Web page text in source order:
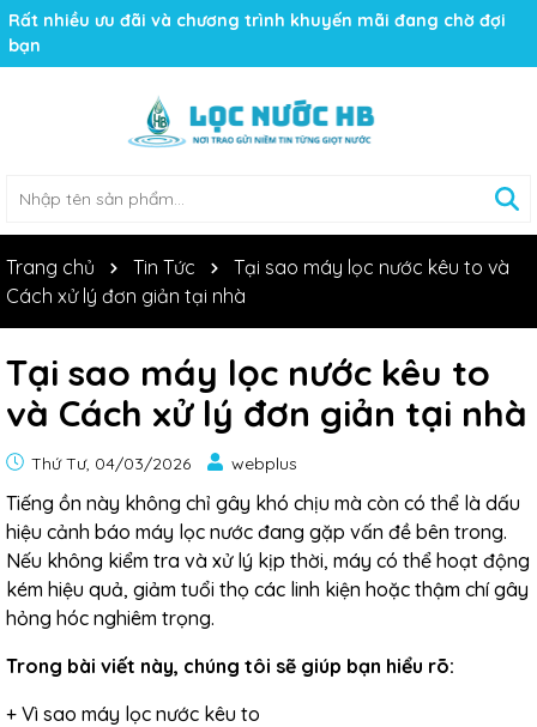
Rất nhiều ưu đãi và chương trình khuyến mãi đang chờ đợi
bạn
Trang chủ Tin Tức
Tại sao máy lọc nước kêu to và
Cách xử lý đơn giản tại nhà
Tại sao máy lọc nước kêu to
và Cách xử lý đơn giản tại nhà
Thứ Tư, 04/03/2026 webplus
Tiếng ồn này không chỉ gây khó chịu mà còn có thể là dấu
hiệu cảnh báo máy lọc nước đang gặp vấn đề bên trong.
Nếu không kiểm tra và xử lý kịp thời, máy có thể hoạt động
kém hiệu quả, giảm tuổi thọ các linh kiện hoặc thậm chí gây
hỏng hóc nghiêm trọng.
Trong bài viết này, chúng tôi sẽ giúp bạn hiểu rõ:
+ Vì sao máy lọc nước kêu to